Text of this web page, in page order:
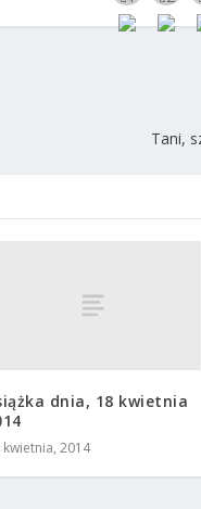
Tani,
dnia, 18 kwietnia
kwietnia, 2014